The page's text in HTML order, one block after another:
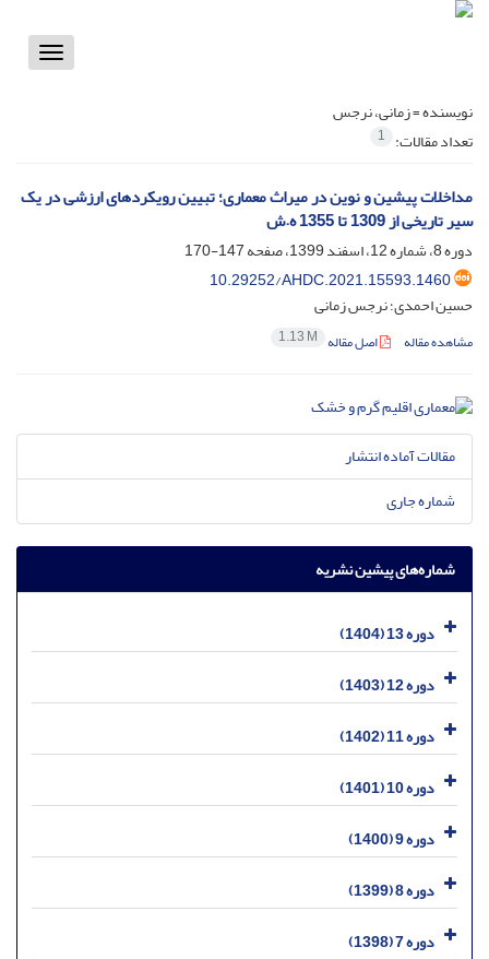
Toggle
نویسنده =زمانی، نرجس
تعداد مقالات: 1
مداخلات پیشین و نوین در میراث معماری؛ تبیین رویکردهای ارزشی در یک
سیر تاریخی از 1309 تا 1355 ه.ش
دوره 8، شماره 12، اسفند 1399، صفحه
147-170
10.29252/AHDC.2021.15593.1460
حسین احمدی؛ نرجس زمانی
مشاهده مقاله اصل مقاله 1.13 M
مقالات آماده انتشار
شماره جاری
شماره‌های پیشین نشریه
دوره 13 (1404)
دوره 12 (1403)
دوره 11 (1402)
دوره 10 (1401)
دوره 9 (1400)
دوره 8 (1399)
دوره 7 (1398)